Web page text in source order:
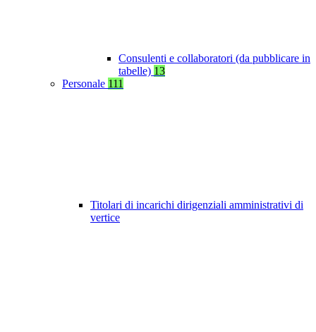
Consulenti e collaboratori (da pubblicare in
tabelle) 13
Personale 111
Titolari di incarichi dirigenziali amministrativi di
vertice